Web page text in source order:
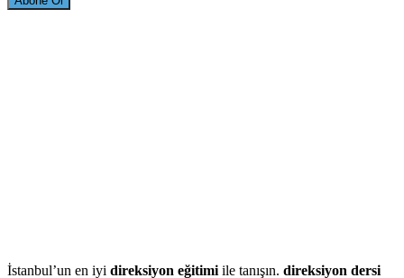
İstanbul’un en iyi direksiyon eğitimi ile tanışın. direksiyon dersi